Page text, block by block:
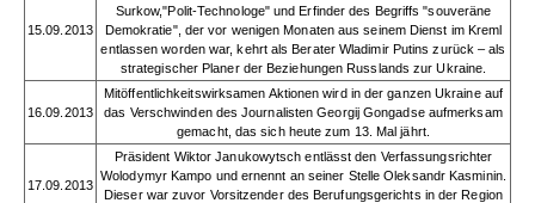
15.09.2013
Surkow,"Polit-Technologe" und Erfinder des Begriffs "souveräne
Demokratie", der vor wenigen Monaten aus seinem Dienst im Kreml
entlassen worden war, kehrt als Berater Wladimir Putins zurück – als
strategischer Planer der Beziehungen Russlands zur Ukraine.
16.09.2013
Mitöffentlichkeitswirksamen Aktionen wird in der ganzen Ukraine auf
das Verschwinden des Journalisten Georgij Gongadse aufmerksam
gemacht, das sich heute zum 13. Mal jährt.
17.09.2013
Präsident Wiktor Janukowytsch entlässt den Verfassungsrichter
Wolodymyr Kampo und ernennt an seiner Stelle Oleksandr Kasminin.
Dieser war zuvor Vorsitzender des Berufungsgerichts in der Region